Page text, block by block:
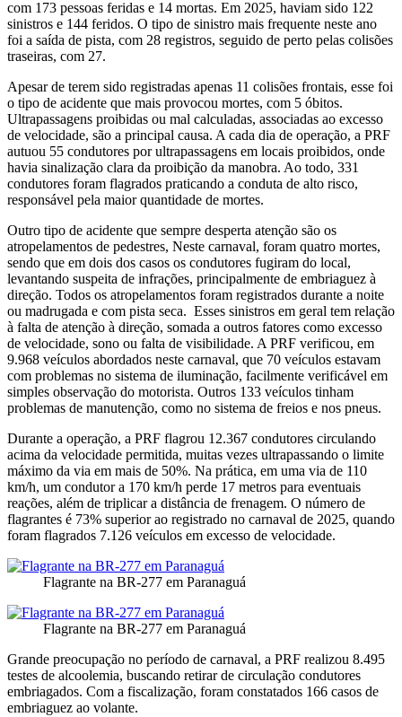
com 173 pessoas feridas e 14 mortas. Em 2025, haviam sido 122
sinistros e 144 feridos. O tipo de sinistro mais frequente neste ano
foi a saída de pista, com 28 registros, seguido de perto pelas colisões
traseiras, com 27.
Apesar de terem sido registradas apenas 11 colisões frontais, esse foi
o tipo de acidente que mais provocou mortes, com 5 óbitos.
Ultrapassagens proibidas ou mal calculadas, associadas ao excesso
de velocidade, são a principal causa. A cada dia de operação, a PRF
autuou 55 condutores por ultrapassagens em locais proibidos, onde
havia sinalização clara da proibição da manobra. Ao todo, 331
condutores foram flagrados praticando a conduta de alto risco,
responsável pela maior quantidade de mortes.
Outro tipo de acidente que sempre desperta atenção são os
atropelamentos de pedestres, Neste carnaval, foram quatro mortes,
sendo que em dois dos casos os condutores fugiram do local,
levantando suspeita de infrações, principalmente de embriaguez à
direção. Todos os atropelamentos foram registrados durante a noite
ou madrugada e com pista seca. Esses sinistros em geral tem relação
à falta de atenção à direção, somada a outros fatores como excesso
de velocidade, sono ou falta de visibilidade. A PRF verificou, em
9.968 veículos abordados neste carnaval, que 70 veículos estavam
com problemas no sistema de iluminação, facilmente verificável em
simples observação do motorista. Outros 133 veículos tinham
problemas de manutenção, como no sistema de freios e nos pneus.
Durante a operação, a PRF flagrou 12.367 condutores circulando
acima da velocidade permitida, muitas vezes ultrapassando o limite
máximo da via em mais de 50%. Na prática, em uma via de 110
km/h, um condutor a 170 km/h perde 17 metros para eventuais
reações, além de triplicar a distância de frenagem. O número de
flagrantes é 73% superior ao registrado no carnaval de 2025, quando
foram flagrados 7.126 veículos em excesso de velocidade.
Flagrante na BR-277 em Paranaguá
Flagrante na BR-277 em Paranaguá
Grande preocupação no período de carnaval, a PRF realizou 8.495
testes de alcoolemia, buscando retirar de circulação condutores
embriagados. Com a fiscalização, foram constatados 166 casos de
embriaguez ao volante.